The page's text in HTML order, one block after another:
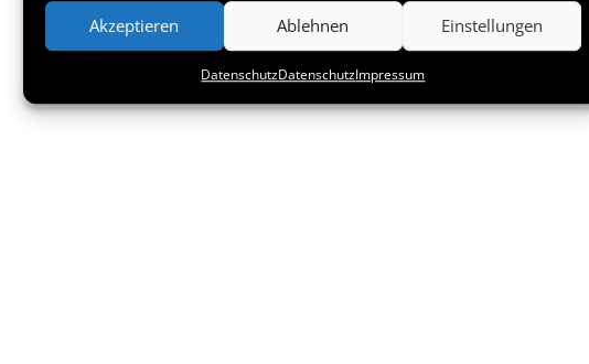
Akzeptieren Ablehnen Einstellungen
DatenschutzDatenschutzImpressum